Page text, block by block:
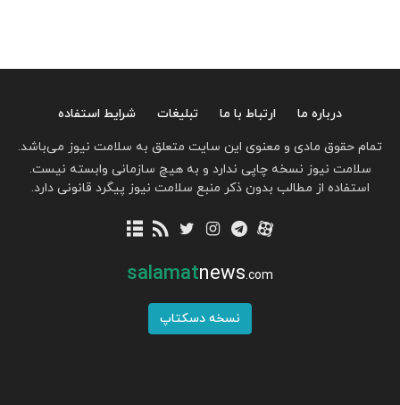
درباره ما ارتباط با ما تبلیغات
شرایط استفاده
تمام حقوق مادی و معنوی این سایت متعلق به سلامت نیوز می‌باشد.
سلامت نیوز نسخه چاپی ندارد و به هیچ سازمانی وابسته نیست.
استفاده از مطالب بدون ذکر منبع سلامت نیوز پیگرد قانونی دارد.
salamatnews.com
نسخه دسکتاپ